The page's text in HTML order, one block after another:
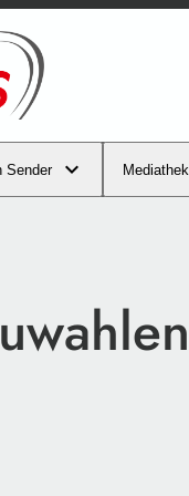
Sender Mediathek